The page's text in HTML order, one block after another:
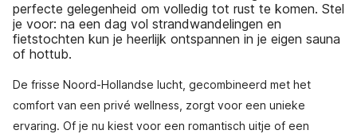
perfecte gelegenheid om volledig tot rust te komen. Stel
je voor: na een dag vol strandwandelingen en
fietstochten kun je heerlijk ontspannen in je eigen sauna
of hottub.
De frisse Noord-Hollandse lucht, gecombineerd met het
comfort van een privé wellness, zorgt voor een unieke
ervaring. Of je nu kiest voor een romantisch uitje of een